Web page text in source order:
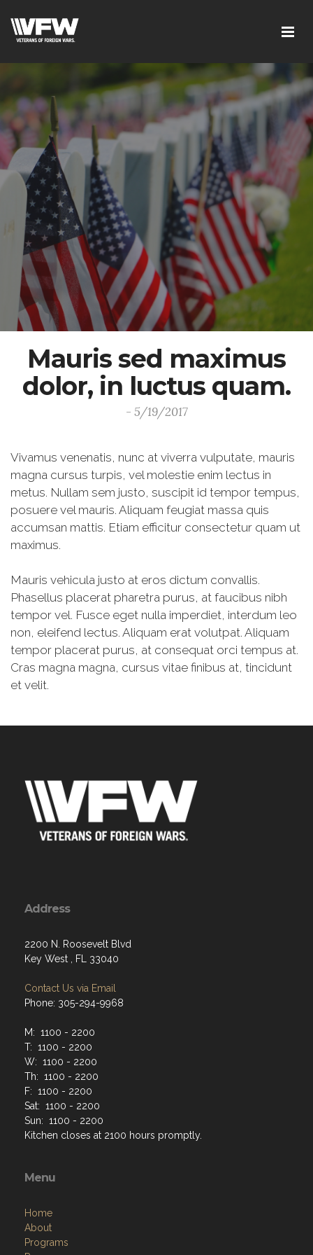
Mauris sed maximus
dolor, in luctus quam.
- 5/19/2017
Vivamus venenatis, nunc at viverra vulputate, mauris
magna cursus turpis, vel molestie enim lectus in
metus. Nullam sem justo, suscipit id tempor tempus,
posuere vel mauris. Aliquam feugiat massa quis
accumsan mattis. Etiam efficitur consectetur quam ut
maximus.
Mauris vehicula justo at eros dictum convallis.
Phasellus placerat pharetra purus, at faucibus nibh
tempor vel. Fusce eget nulla imperdiet, interdum leo
non, eleifend lectus. Aliquam erat volutpat. Aliquam
tempor placerat purus, at consequat orci tempus at.
Cras magna magna, cursus vitae finibus at, tincidunt
et velit.
Address
2200 N. Roosevelt Blvd
Key West , FL 33040
Contact Us via Email
Phone: 305-294-9968
M: 1100 - 2200
T: 1100 - 2200
W: 1100 - 2200
Th: 1100 - 2200
F: 1100 - 2200
Sat: 1100 - 2200
Sun: 1100 - 2200
Kitchen closes at 2100 hours promptly.
Menu
Home
About
Programs